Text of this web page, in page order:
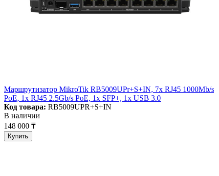
Маршрутизатор MikroTik RB5009UPr+S+IN, 7x RJ45 1000Mb/s
PoE, 1x RJ45 2.5Gb/s PoE, 1x SFP+, 1x USB 3.0
Код товара: RB5009UPR+S+IN
В наличии
148 000 ₸
Купить